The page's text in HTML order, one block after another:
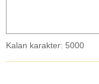
Kalan karakter: 5000